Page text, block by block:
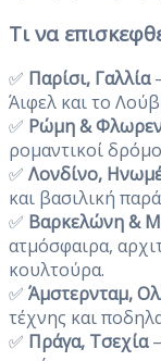
Τι να
✅ Παρίσι, Γαλλία
Άιφελ και το
✅ Ρώμη &
ρομαντικοί
✅ Λονδίνο,
και βασιλική
✅ Βαρκελώνη &
ατμόσφαιρα,
κουλτούρα.
✅ Άμστερνταμ,
τέχνης και
✅ Πράγα, Τσεχία